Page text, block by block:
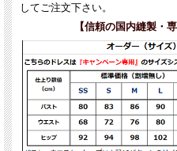
してご注文下さい。
【信頼の国内縫製・